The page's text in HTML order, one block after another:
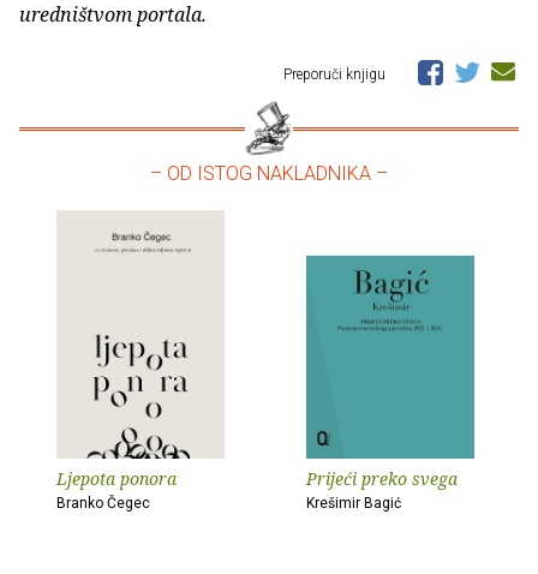
uredništvom portala.
Preporuči knjigu
– OD ISTOG NAKLADNIKA –
Ljepota ponora
Branko Čegec
Prijeći preko svega
Krešimir Bagić